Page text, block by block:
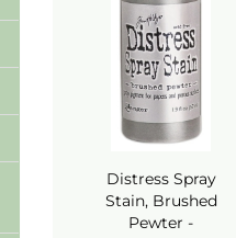
Distress Spray
Stain, Brushed
Pewter -